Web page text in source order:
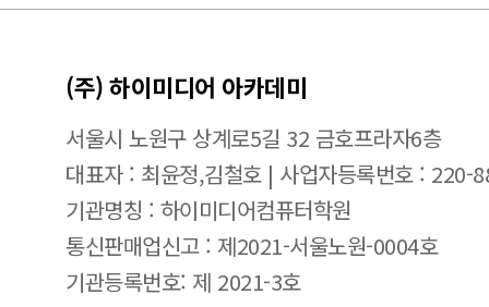
(주) 하이미디어 아카데미
서울시 노원구 상계로5길 32 금호프라자6층
대표자 : 최윤정,김철호 | 사업자등록번호 : 220-
기관명칭 : 하이미디어컴퓨터학원
통신판매업신고 : 제2021-서울노원-0004호
기관등록번호: 제 2021-3호